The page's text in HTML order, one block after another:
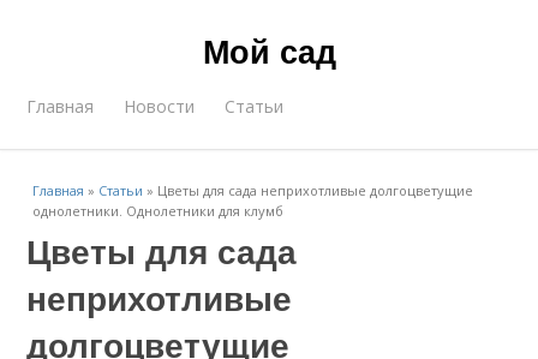
Мой сад
Главная Новости Статьи
Главная » Статьи » Цветы для сада неприхотливые долгоцветущие
однолетники. Однолетники для клумб
Цветы для сада
неприхотливые
долгоцветущие